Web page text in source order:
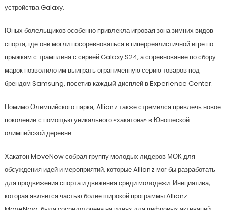
устройства Galaxy.
Юных болельщиков особенно привлекла игровая зона зимних видов
спорта, где они могли посоревноваться в гиперреалистичной игре по
прыжкам с трамплина с серией Galaxy S24, а соревнование по сбору
марок позволило им выиграть ограниченную серию товаров под
брендом Samsung, посетив каждый дисплей в Experience Center.
Помимо Олимпийского парка, Allianz также стремился привлечь новое
поколение с помощью уникального «хакатона» в Юношеской
олимпийской деревне.
Хакатон MoveNow собрал группу молодых лидеров МОК для
обсуждения идей и мероприятий, которые Allianz мог бы разработать
для продвижения спорта и движения среди молодежи. Инициатива,
которая является частью более широкой программы Allianz